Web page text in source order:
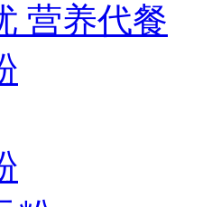
营养代餐